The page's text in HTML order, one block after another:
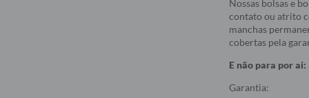
Nossas bolsas e
contato ou atrito
manchas
cobertas pela
E não para por ai:
Garantia: